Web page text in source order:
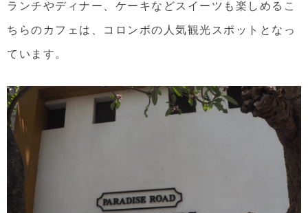
ランチやディナー、ケーキなどスイーツも楽しめるこ
ちらのカフェは、 コロンボの人気観光スポットとなっ
ています。